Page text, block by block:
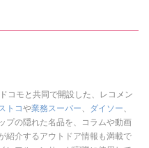
コモと共同で開設した、レコメン
トコや業務スーパー、 ダイソー、
プの隠れた名品を、コラムや動画
紹介するアウトドア情報も満載で